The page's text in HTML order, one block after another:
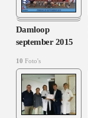
Damloop
september 2015
10 Foto's